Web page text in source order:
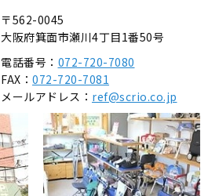
〒562-0045
大阪府箕面市瀬川4丁目1番50号
電話番号： 072-720-7080
FAX： 072-720-7081
メールアドレス： ref@scrio.co.jp